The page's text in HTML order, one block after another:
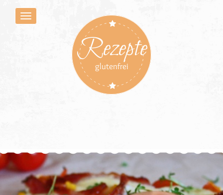
Rezepte
glutenfrei